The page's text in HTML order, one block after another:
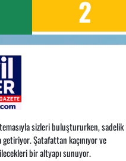
2
sizleri buluştururken, sadelik
Şatafattan kaçınıyor ve
bir altyapı sunuyor.